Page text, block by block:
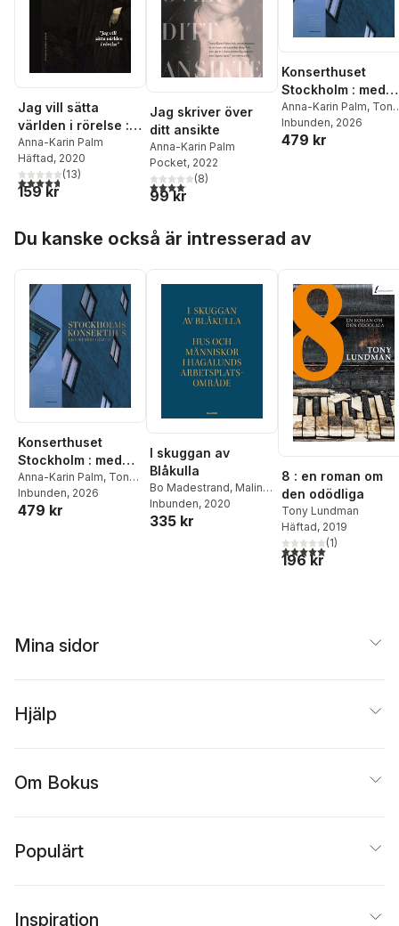
Jag vill sätta
världen i rörelse :
en biografi över
Selma Lagerlöf
Anna-Karin Palm
Häftad, 2020
4,7utav 5 stjärnor. Totalt antal röster:
(13)
159 kr
Jag skriver över
ditt ansikte
Anna-Karin Palm
Pocket, 2022
4,1utav 5 stjärnor. Totalt antal röster:
(8)
99 kr
Konserthuset
Stockholm : med
det röda hjärtat
Anna-Karin Palm, Tony
Lundman, Bo
Madestrand
Inbunden, 2026
479 kr
Du kanske också är intresserad av
Konserthuset
Stockholm : med
det röda hjärtat
Anna-Karin Palm, Tony
Lundman, Bo
Madestrand
Inbunden, 2026
479 kr
I skuggan av
Blåkulla
Bo Madestrand, Malin
Zimm
Inbunden, 2020
335 kr
8 : en roman om
den odödliga
Tony Lundman
Häftad, 2019
5,0utav 5 stjärnor.
(1)
196 kr
Mina sidor
Hjälp
Om Bokus
Populärt
Inspiration